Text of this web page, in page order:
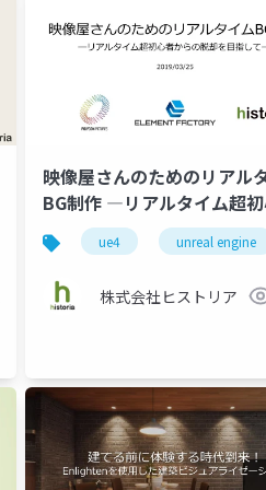
historia unreal engine 4
映像屋さんのためのリアル
BG制作 ―リアルタイム超
からの脱却を目指して―
ue4 unreal engine
株式会社ヒストリア